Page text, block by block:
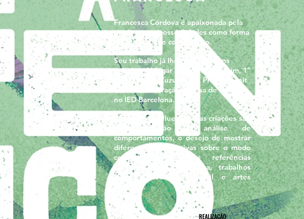
Francesca Córdova é apaixonada pela
moda e suas possibilidades como forma
de expressão e contestação.
Seu trabalho já lhe rendeu alguns
prêmios: 1º lugar Prêmio João Turim, 1º
lugar Prêmio Zuzu Angel, Prêmio Fenit
Novíssima Geração e bolsa de estudos
no IED Barcelona.
O que mais influencia suas criações são
a observação e análise de
comportamentos, o desejo de mostrar
diferentes perspectivas sobre o modo
como vivemos. Suas referências
estéticas são: arquitetura, trabalhos
manuais, tecnologia têxtil e artes
plásticas.
REALIZAÇÃO